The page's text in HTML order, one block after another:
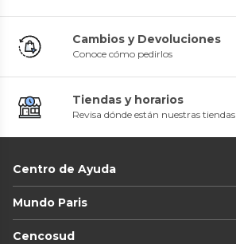
Cambios y Devoluciones
Conoce cómo pedirlos
Tiendas y horarios
Revisa dónde están nuestras tiendas
Centro de Ayuda
Mundo Paris
Cencosud